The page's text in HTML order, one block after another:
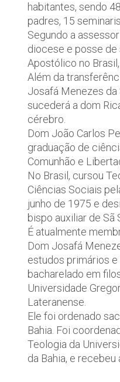
habitantes, sendo
padres, 15
Segundo a
diocese e posse
Apostólico no
Além da
Josafá Menezes da
sucederá a dom
cérebro.
Dom João Carlos
graduação de
Comunhão e
No Brasil, cursou
Ciências Sociais
junho de 1975 e
bispo auxiliar de Sã
É atualmente
Dom Josafá
estudos primários e
bacharelado em
Universidade
Lateranense.
Ele foi ordenado
Bahia. Foi
Teologia da
da Bahia, e